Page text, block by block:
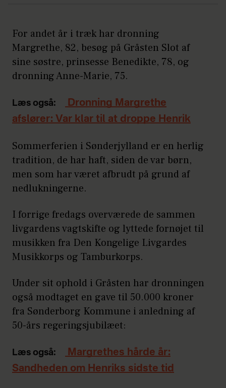
For andet år i træk har dronning
Margrethe, 82, besøg på Gråsten Slot af
sine søstre, prinsesse Benedikte, 78, og
dronning Anne-Marie, 75.
Læs også:
Dronning Margrethe
afslører: Var klar til at droppe Henrik
Sommerferien i Sønderjylland er en herlig
tradition, de har haft, siden de var børn,
men som har været afbrudt på grund af
nedlukningerne.
I forrige fredags overværede de sammen
livgardens vagtskifte og lyttede fornøjet til
musikken fra Den Kongelige Livgardes
Musikkorps og Tamburkorps.
Under sit ophold i Gråsten har dronningen
også modtaget en gave til 50.000 kroner
fra Sønderborg Kommune i anledning af
50-års regeringsjubilæet:
Læs også:
Margrethes hårde år:
Sandheden om Henriks sidste tid